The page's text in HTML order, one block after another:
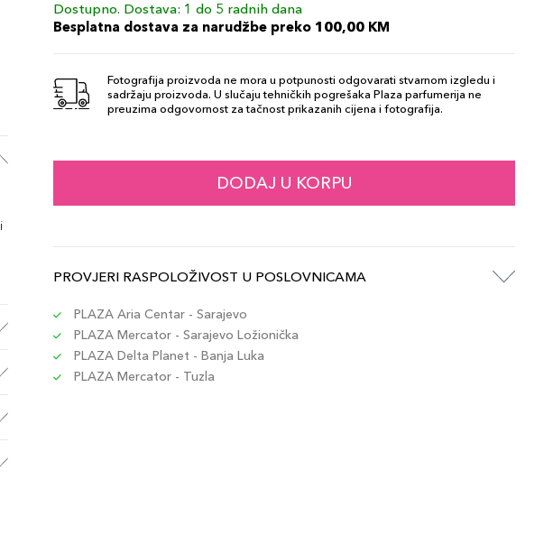
Dostupno. Dostava: 1 do 5 radnih dana
Besplatna dostava za narudžbe preko 100,00 KM
Fotografija proizvoda ne mora u potpunosti odgovarati stvarnom izgledu i
sadržaju proizvoda. U slučaju tehničkih pogrešaka Plaza parfumerija ne
preuzima odgovornost za tačnost prikazanih cijena i fotografija.
DODAJ U KORPU
PROVJERI RASPOLOŽIVOST U POSLOVNICAMA
PLAZA Aria Centar - Sarajevo
PLAZA Mercator - Sarajevo Ložionička
PLAZA Delta Planet - Banja Luka
PLAZA Mercator - Tuzla